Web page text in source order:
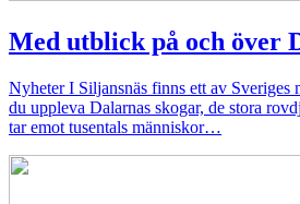
Med utblick på och över
Nyheter I Siljansnäs finns ett av Sveriges
du uppleva Dalarnas skogar, de stora
tar emot tusentals människor…